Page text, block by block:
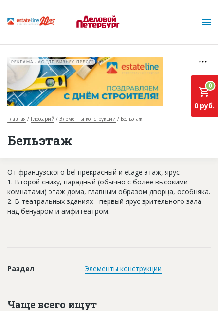
О проекте
База строящихся объектов
Инвестпроекты
Глоссарий
РЕКЛАМА • АО "ДП БИЗНЕС ПРЕСС"
Главная Глоссарий Элементы конструкции Бельэтаж
Бельэтаж
0
0 руб.
От французского bel прекрасный и etage этаж, ярус
1. Второй снизу, парадный (обычно с более высокими
комнатами) этаж дома, главным образом дворца, особняка.
2. В театральных зданиях - первый ярус зрительного зала
над бенуаром и амфитеатром.
Раздел Элементы конструкции
Чаще всего ищут